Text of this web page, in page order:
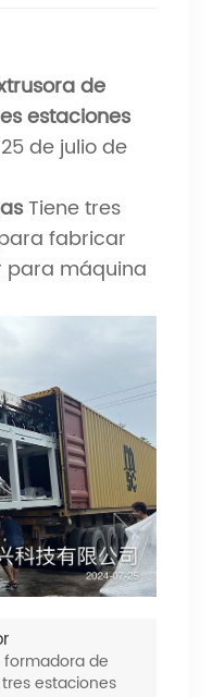
de
estaciones
de julio de
Tiene tres
fabricar
para máquina
formadora de
estaciones